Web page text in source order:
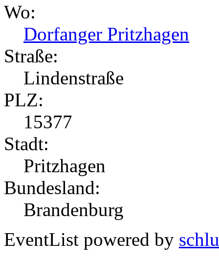
Wo:
Dorfanger Pritzhagen
Straße:
Lindenstraße
PLZ:
15377
Stadt:
Pritzhagen
Bundesland:
Brandenburg
EventList powered by